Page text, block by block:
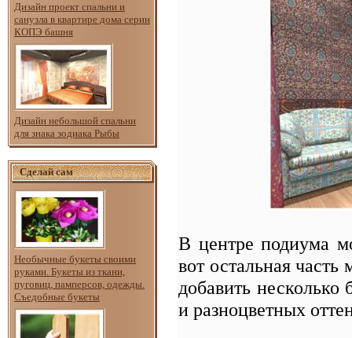
Дизайн проект спальни и
санузла в квартире дома серии
КОПЭ башня
Дизайн небольшой спальни
для знака зодиака Рыбы
Сделай сам
Необычные букеты своими
руками. Букеты из ткани,
пуговиц, памперсов, одежды.
Съедобные букеты
В центре подиума
вот остальная
добавить
и разноцветных